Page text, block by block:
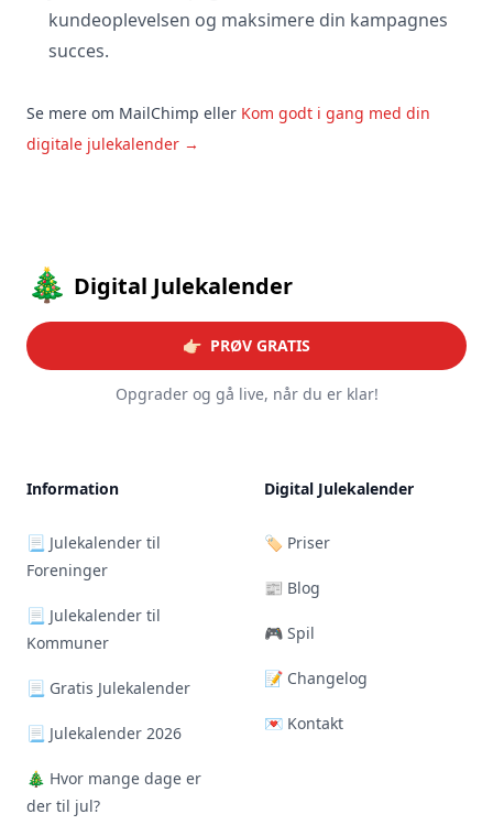
kundeoplevelsen og maksimere din kampagnes
succes.
Se mere om MailChimp eller Kom godt i gang med din
digitale julekalender →
🎄 Digital Julekalender
👉🏻 PRØV GRATIS
Opgrader og gå live, når du er klar!
Information
📃 Julekalender til
Foreninger
📃 Julekalender til
Kommuner
📃 Gratis Julekalender
📃 Julekalender 2026
🎄 Hvor mange dage er
der til jul?
Digital Julekalender
🏷️ Priser
📰 Blog
🎮 Spil
📝 Changelog
💌 Kontakt